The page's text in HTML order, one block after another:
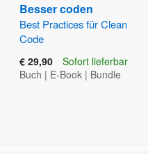
Besser coden
Best Practices für Clean
Code
€ 29,90
Sofort lieferbar
Buch | E-Book | Bundle